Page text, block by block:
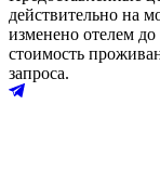
действительно на
изменено отелем
стоимость
запроса.